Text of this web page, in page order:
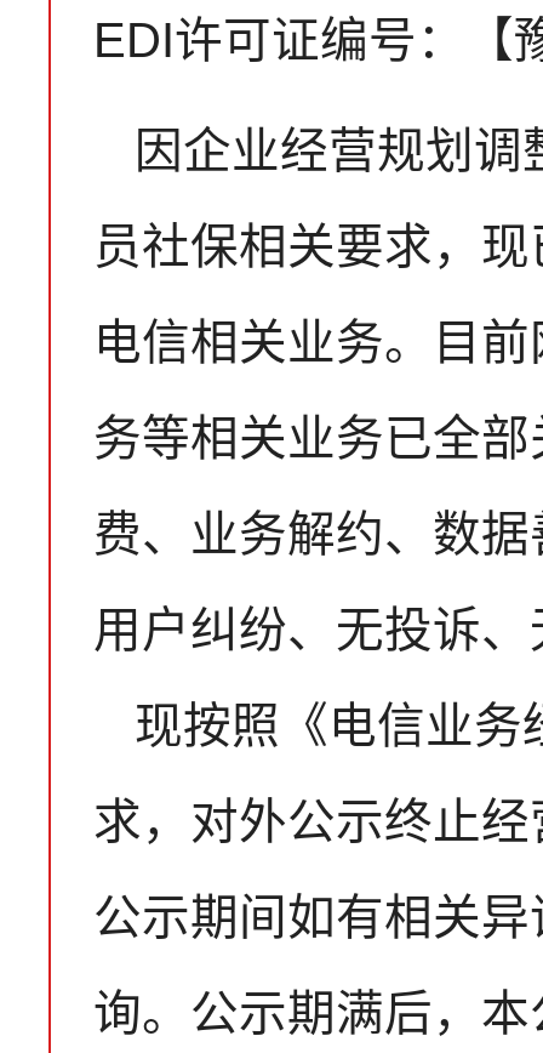
EDI许可证编号：【
因企业经营规划
员社保相关要求，
电信相关业务。目
务等相关业务已全
费、业务解约、数
用户纠纷、无投诉
现按照《电信业务
求，对外公示终止
公示期间如有相关
询。公示期满后，